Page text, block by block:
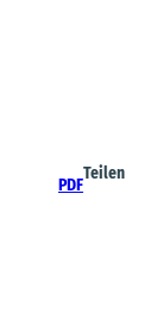
PDF
Teilen